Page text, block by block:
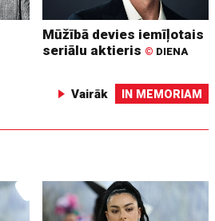
Mūžībā devies iemīļotais
seriālu aktieris © DIENA
Vairāk IN MEMORIAM